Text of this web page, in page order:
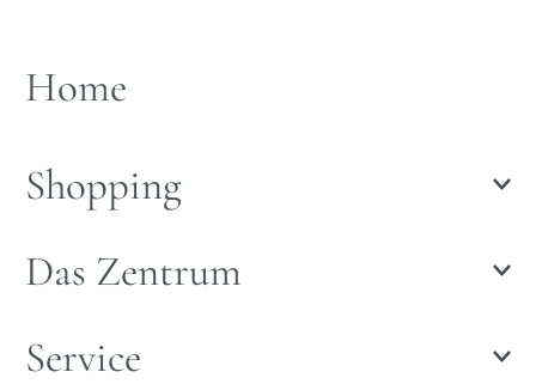
Home
Shopping
Das Zentrum
Service